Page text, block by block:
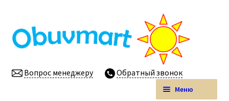
к
навигации
к
содержимому
Вопрос менеджеру Обратный звонок
Меню